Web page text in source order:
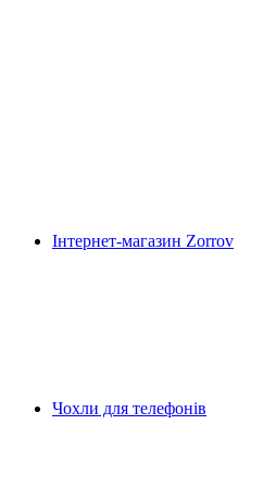
Інтернет-магазин Zorrov
Чохли для телефонів